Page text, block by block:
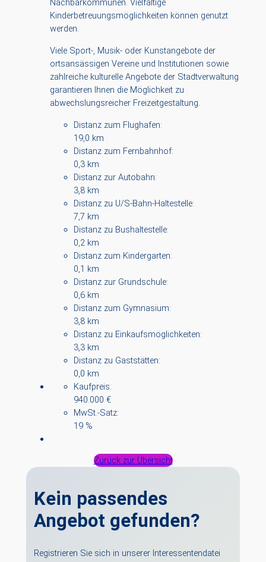
Nachbarkommunen. Vielfältige
Kinderbetreuungsmöglichkeiten können genutzt
werden.
Viele Sport-, Musik- oder Kunstangebote der
ortsansässigen Vereine und Institutionen sowie
zahlreiche kulturelle Angebote der Stadtverwaltung
garantieren Ihnen die Möglichkeit zu
abwechslungsreicher Freizeitgestaltung.
Distanz zum Flughafen:
19,0 km
Distanz zum Fernbahnhof:
0,3 km
Distanz zur Autobahn:
3,8 km
Distanz zu U/S-Bahn-Haltestelle:
7,7 km
Distanz zu Bushaltestelle:
0,2 km
Distanz zum Kindergarten:
0,1 km
Distanz zur Grundschule:
0,6 km
Distanz zum Gymnasium:
3,8 km
Distanz zu Einkaufsmöglichkeiten:
3,3 km
Distanz zu Gaststätten:
0,0 km
Kaufpreis:
940.000 €
MwSt.-Satz:
19 %
Zurück zur Übersicht
Kein passendes
Angebot gefunden?
Registrieren Sie sich in unserer Interessentendatei